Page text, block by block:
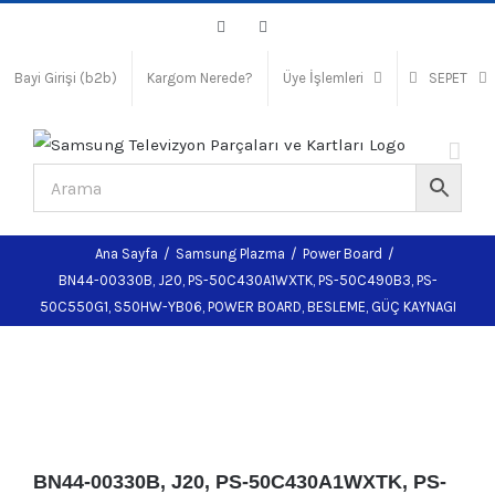
content
Facebook
Bayi Girişi (b2b) Kargom Nerede? Üye İşlemleri SEPET
Ana Sayfa / Samsung Plazma / Power Board /
BN44-00330B, J20, PS-50C430A1WXTK, PS-50C490B3, PS-
50C550G1, S50HW-YB06, POWER BOARD, BESLEME, GÜÇ KAYNAGI
BN44-00330B, J20, PS-50C430A1WXTK, PS-